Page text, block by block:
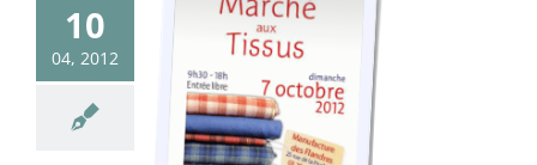
10
04, 2012
de
(2012)